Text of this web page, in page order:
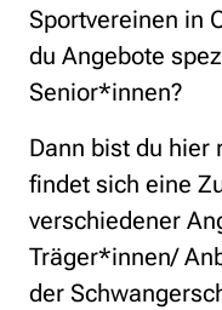
Sportvereinen in
du Angebote
Senior*innen?
Dann bist du hier
findet sich eine
verschiedener
Träger*innen/
der